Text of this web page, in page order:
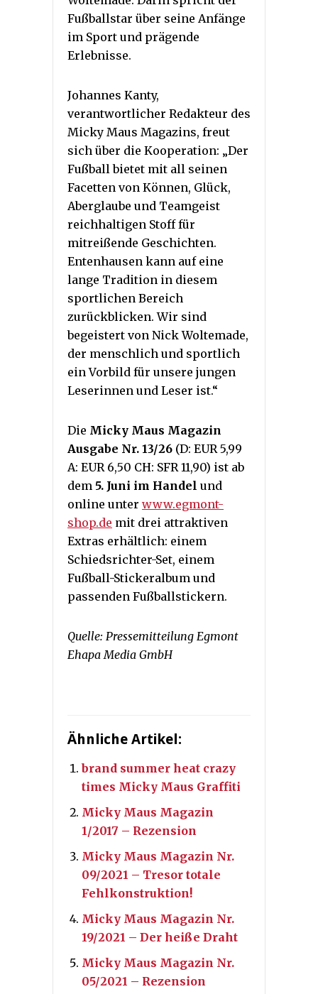
Fußballstar über seine Anfänge
im Sport und prägende
Erlebnisse.
Johannes Kanty,
verantwortlicher Redakteur des
Micky Maus Magazins, freut
sich über die Kooperation: „Der
Fußball bietet mit all seinen
Facetten von Können, Glück,
Aberglaube und Teamgeist
reichhaltigen Stoff für
mitreißende Geschichten.
Entenhausen kann auf eine
lange Tradition in diesem
sportlichen Bereich
zurückblicken. Wir sind
begeistert von Nick Woltemade,
der menschlich und sportlich
ein Vorbild für unsere jungen
Leserinnen und Leser ist.“
Die Micky Maus Magazin
Ausgabe Nr. 13/26 (D: EUR 5,99
A: EUR 6,50 CH: SFR 11,90) ist ab
dem 5. Juni im Handel und
online unter www.egmont-
shop.de mit drei attraktiven
Extras erhältlich: einem
Schiedsrichter-Set, einem
Fußball-Stickeralbum und
passenden Fußballstickern.
Quelle: Pressemitteilung Egmont
Ehapa Media GmbH
Ähnliche Artikel:
brand summer heat crazy
times Micky Maus Graffiti
Micky Maus Magazin
1/2017 – Rezension
Micky Maus Magazin Nr.
09/2021 – Tresor totale
Fehlkonstruktion!
Micky Maus Magazin Nr.
19/2021 – Der heiße Draht
Micky Maus Magazin Nr.
05/2021 – Rezension